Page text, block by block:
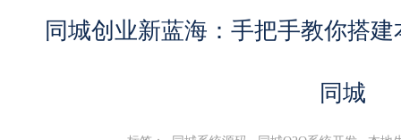
同城创业新蓝海：手把手教你搭
同城